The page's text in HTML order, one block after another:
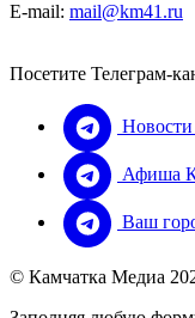
E-mail: mail@km41.ru
Посетите Телеграм-
Афиша
Ваш
© Камчатка Медиа